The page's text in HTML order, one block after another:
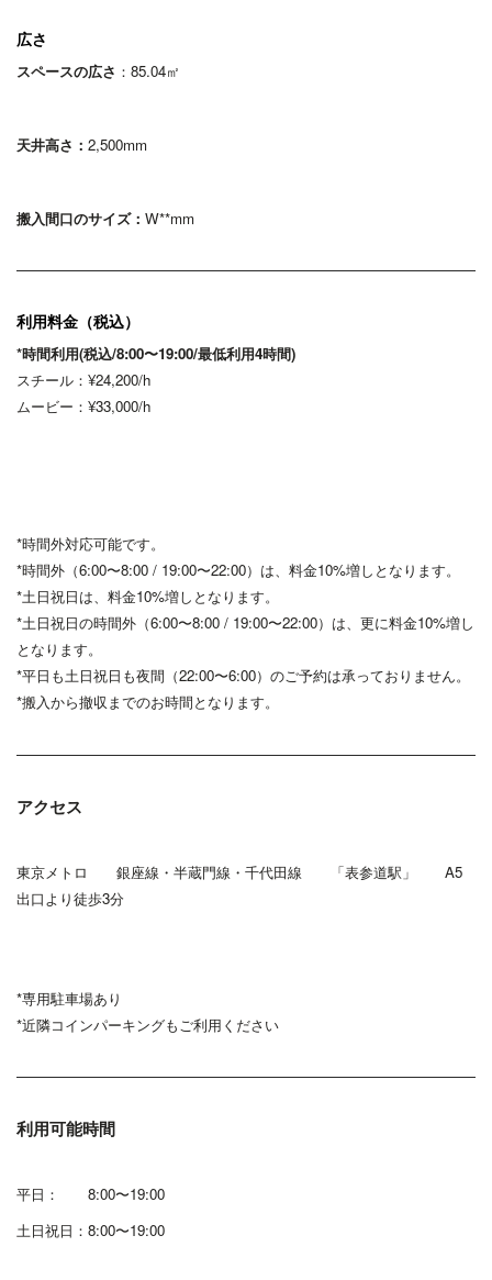
広さ
スペースの広さ ：85.04㎡
天井高さ： 2,500mm
搬入間口のサイズ： W**mm
利用料金（税込）
*時間利用(税込/8:00〜19:00/最低利用4時間)
スチール：¥24,200/h
ムービー：¥33,000/h
*時間外対応可能です。
*時間外（6:00〜8:00 / 19:00〜22:00）は、料金10%増しとなります。
*土日祝日は、料金10%増しとなります。
*土日祝日の時間外（6:00〜8:00 / 19:00〜22:00）は、更に料金10%増し
となります。
*平日も土日祝日も夜間（22:00〜6:00）のご予約は承っておりません。
*搬入から撤収までのお時間となります。
アクセス
東京メトロ 銀座線・半蔵門線・千代田線 「表参道駅」 A5
出口より徒歩3分
*専用駐車場あり
*近隣コインパーキングもご利用ください
利用可能時間
平日： 8:00〜19:00
土日祝日：8:00〜19:00